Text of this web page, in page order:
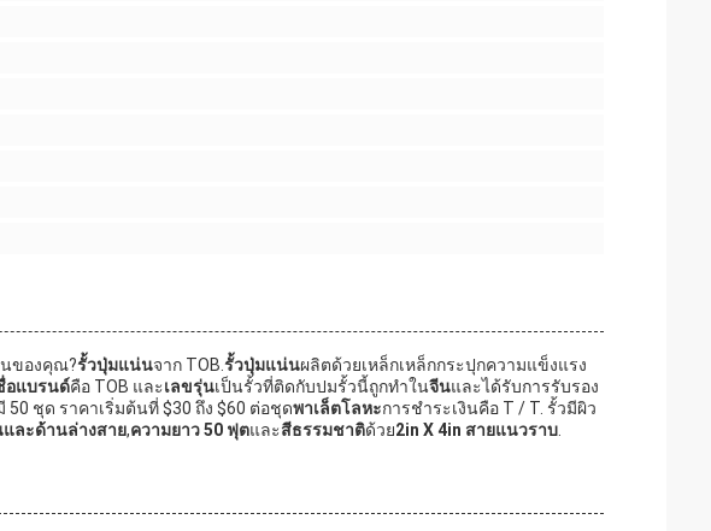
ของคุณ?รั้วปุ่มแน่นจาก TOB. รั้วปุ่มแน่นผลิตด้วยเหล็กเหล็กกระปุกความแข็งแรง
อแบรนด์คือ TOB และเลขรุ่นเป็นรั้วที่ติดกับปมรั้วนี้ถูกทําในจีนและได้รับการรับรอง
50 ชุด ราคาเริ่มต้นที่ $30 ถึง $60 ต่อชุดพาเล็ตโลหะการชําระเงินคือ T / T. รั้วมีผิว
ละด้านล่างสาย,ความยาว 50 ฟุตและสีธรรมชาติด้วย2in X 4in สายแนวราบ